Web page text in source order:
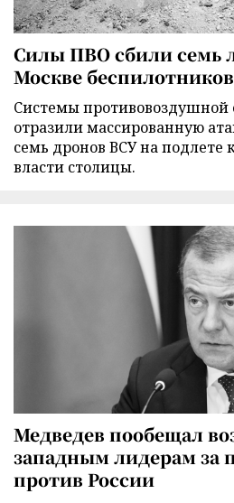
Силы ПВО сбили семь
Москве беспилотников
Cистемы
отразили массированную
семь дронов ВСУ на подлете
власти столицы.
Медведев пообещал
западным лидерам за
против России